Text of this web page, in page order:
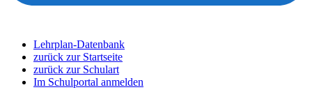
Lehrplan-Datenbank
zurück zur Startseite
zurück zur Schulart
Im Schulportal anmelden